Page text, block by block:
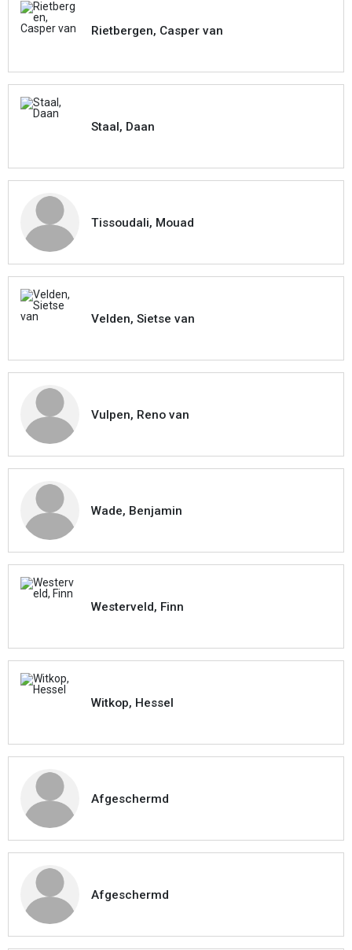
Rietbergen, Casper van
Staal, Daan
Tissoudali, Mouad
Velden, Sietse van
Vulpen, Reno van
Wade, Benjamin
Westerveld, Finn
Witkop, Hessel
Afgeschermd
Afgeschermd